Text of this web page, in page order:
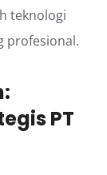
teknologi
profesional.
PT